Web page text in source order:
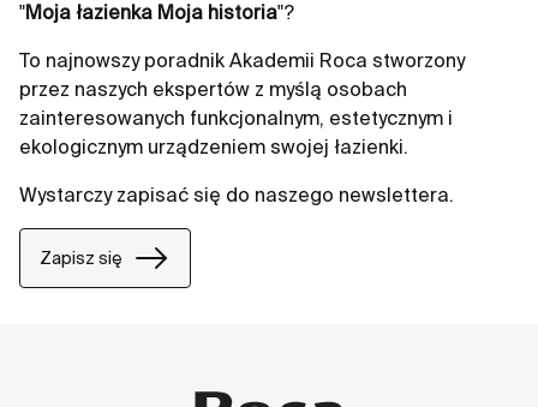
"Moja łazienka Moja historia"?
To najnowszy poradnik Akademii Roca stworzony
przez naszych ekspertów z myślą osobach
zainteresowanych funkcjonalnym, estetycznym i
ekologicznym urządzeniem swojej łazienki.
Wystarczy zapisać się do naszego newslettera.
Zapisz się